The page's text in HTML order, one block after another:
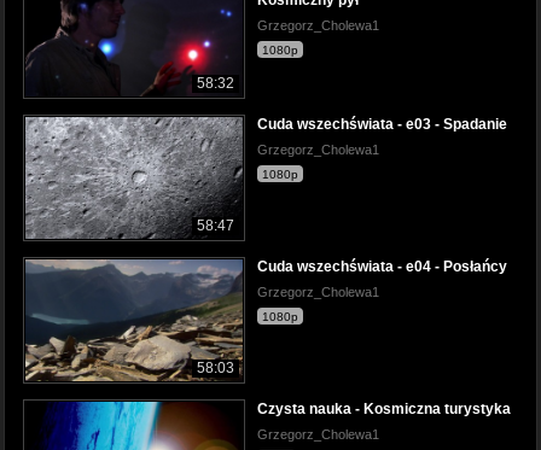
58:32
Grzegorz_Cholewa1
1080p
58:47
Cuda wszechświata - e03 - Spadanie
Grzegorz_Cholewa1
1080p
58:03
Cuda wszechświata - e04 - Posłańcy
Grzegorz_Cholewa1
1080p
Czysta nauka - Kosmiczna turystyka
Grzegorz_Cholewa1